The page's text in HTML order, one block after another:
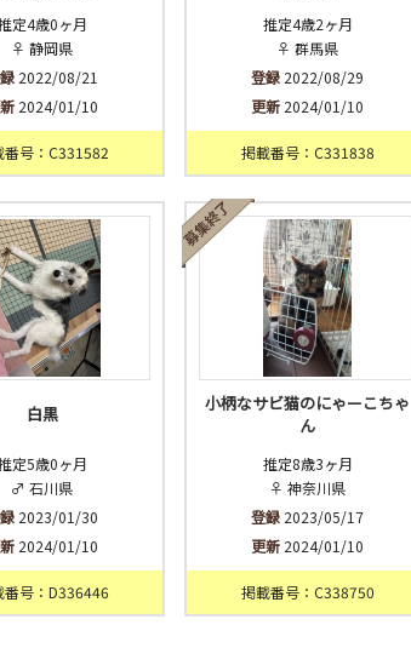
定4歳0ヶ月
♀ 静岡県
2022/08/21
2024/01/10
番号：C331582
推定4歳2ヶ月
♀ 群馬県
登録 2022/08/29
更新 2024/01/10
掲載番号：C331838
白黒
定5歳0ヶ月
♂ 石川県
2023/01/30
2024/01/10
番号：D336446
小柄なサビ猫のにゃーこちゃ
ん
推定8歳3ヶ月
♀ 神奈川県
登録 2023/05/17
更新 2024/01/10
掲載番号：C338750